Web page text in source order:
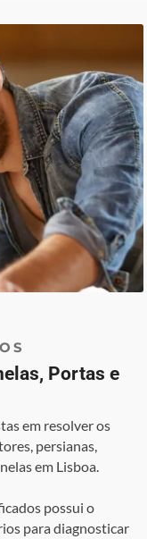
Portas e
em resolver os
persianas,
em Lisboa.
possui o
para diagnosticar